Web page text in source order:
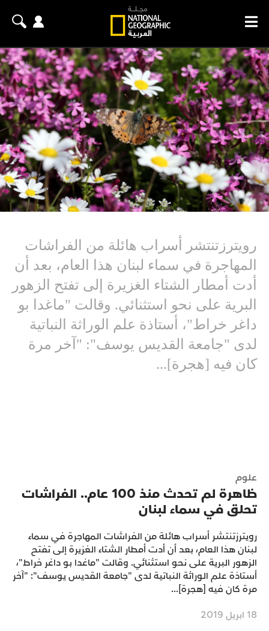
رويترزتنتشر أسراب هائلة من الفراشات
المهاجرة في سماء لبنان هذا العام، بعد أن
أدت أمطار الشتاء الغزيرة إلى تفتح الزهور
البرية على نحو استثنائي. وقالت "ماغدا بو
داغر خراط"، أستاذة علم الوراثة النباتية
لدى "جامعة القديس يوسف": "آخر مرة
كان فيه [هجرة]...
علوم
ظاهرة لم تحدث منذ 100 عام.. الفراشات
تحلق في سماء لبنان
رويترزتنتشر أسراب هائلة من الفراشات المهاجرة في سماء
لبنان هذا العام، بعد أن أدت أمطار الشتاء الغزيرة إلى تفتح
الزهور البرية على نحو استثنائي. وقالت "ماغدا بو داغر خراط"،
أستاذة علم الوراثة النباتية لدى "جامعة القديس يوسف": "آخر
مرة كان فيه [هجرة]...
18 ابريل 2019